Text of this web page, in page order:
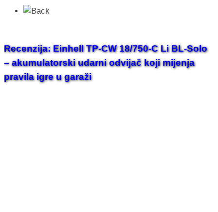
Recenzija: Einhell TP-CW 18/750-C Li BL-Solo
– akumulatorski udarni odvijač koji mijenja
pravila igre u garaži